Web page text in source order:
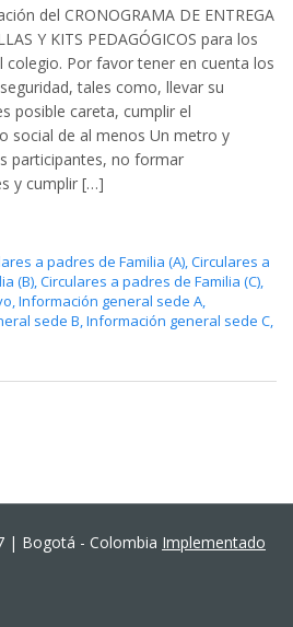
del CRONOGRAMA DE ENTREGA
Y KITS PEDAGÓGICOS para los
colegio. Por favor tener en cuenta los
tales como, llevar su
posible careta, cumplir el
social de al menos Un metro y
participantes, no formar
y cumplir […]
a padres de Familia (A),Circulares a
(B),Circulares a padres de Familia (C),
,Información general sede A,
sede B,Información general sede C,
| Bogotá - Colombia Implementado